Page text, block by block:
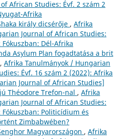
African Studies: Évf. 2 szám 2
Afrika
király dicsérője , Afrika
Journal of African Studies:
Fókuszban: Dél-Afrika
Asylum Plan fogadtatása a brit
, Afrika Tanulmányok / Hungarian
Évf. 16 szám 2 (2022): Afrika
Journal of African Studies]
Théodore Trefon-nal , Afrika
Journal of African Studies:
Fókuszban: Politicídium és
Zimbabwében?
Magyarországon , Afrika